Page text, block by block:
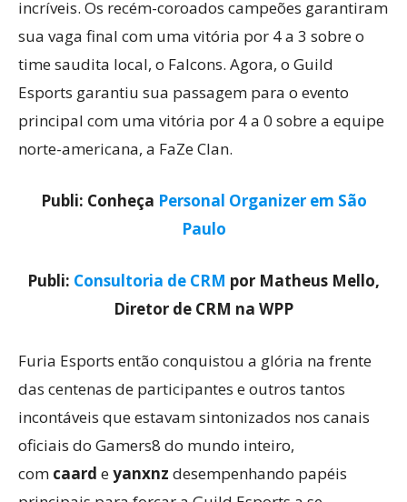
incríveis. Os recém-coroados campeões garantiram
sua vaga final com uma vitória por 4 a 3 sobre o
time saudita local, o Falcons. Agora, o Guild
Esports garantiu sua passagem para o evento
principal com uma vitória por 4 a 0 sobre a equipe
norte-americana, a FaZe Clan.
Publi: Conheça Personal Organizer em São
Paulo
Publi: Consultoria de CRM por Matheus Mello,
Diretor de CRM na WPP
Furia Esports então conquistou a glória na frente
das centenas de participantes e outros tantos
incontáveis que estavam sintonizados nos canais
oficiais do Gamers8 do mundo inteiro,
com caard eyanxnz desempenhando papéis